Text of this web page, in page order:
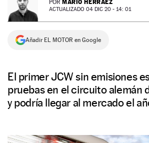
NEWSLETTER
SÍGUENOS
POR MARIO HERRÁEZ
ACTUALIZADO 04 DIC 20 - 14: 01
Añadir EL MOTOR en Google
El primer JCW sin emisiones
pruebas en el circuito alemán
y podría llegar al mercado el